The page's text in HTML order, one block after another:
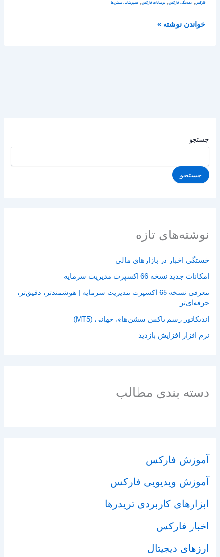
جستجو
جستجو
نوشته‌های تازه
خستگی اخبار در بازارهای مالی
امکانات جدید نسخه 66 اکسپرت مدیریت سرمایه
معرفی نسخه 65 اکسپرت مدیریت سرمایه | هوشمندتر، دقیق‌تر،
حرفه‌ای‌تر
اندیکاتور رسم باکس سشن‌های جهانی (MT5)
نرم افزار افزایش بازدید
دسته بندی مطالب
آموزش فارکس
آموزش ویدیویی فارکس
ابزارهای کاربردی تریدرها
اخبار فارکس
ارزهای دیجیتال
فارکس نقدینگی فارکس نوسانات فارکس همپوشانی سشن‌ها
خواندن نوشته »